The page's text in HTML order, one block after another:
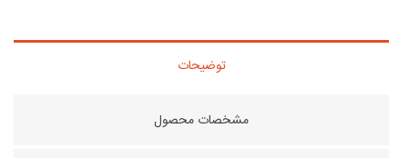
توضیحات
مشخصات محصول